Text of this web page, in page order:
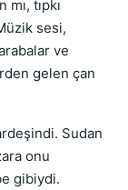
tıpkı
sesi,
ve
gelen çan
Sudan
onu
gibiydi.